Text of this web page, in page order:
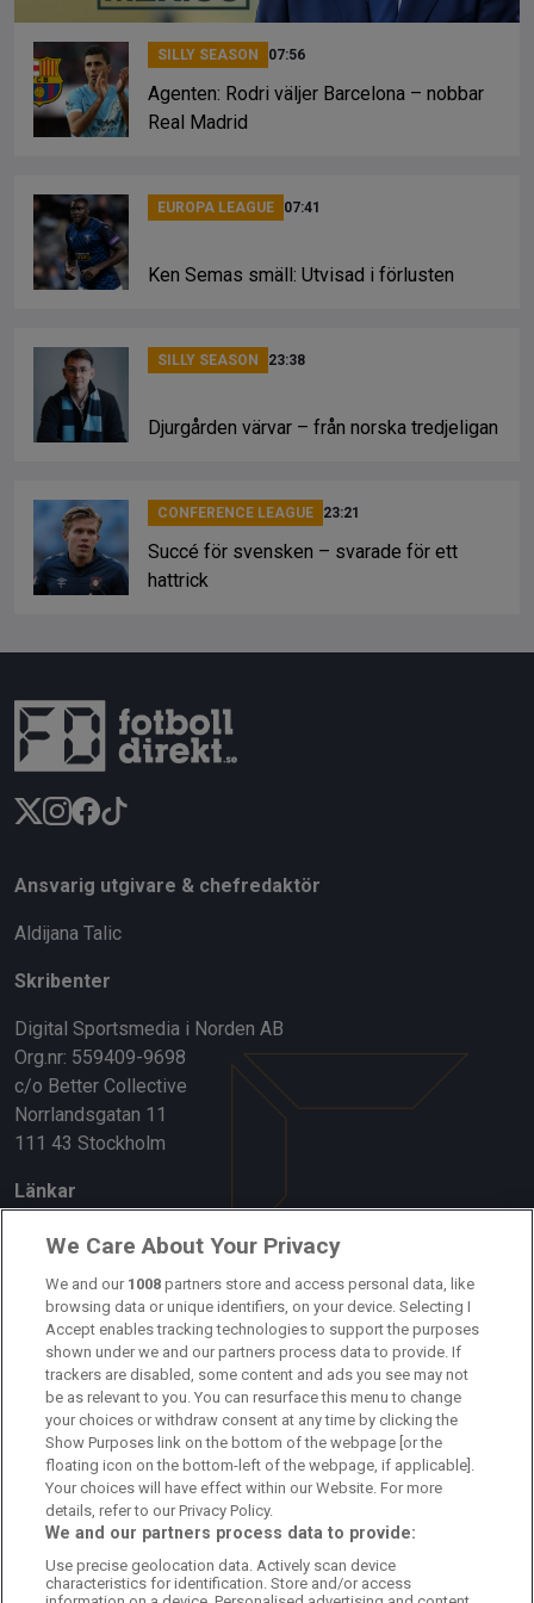
SILLY SEASON 07:56
Agenten: Rodri väljer Barcelona – nobbar
Real Madrid
EUROPA LEAGUE 07:41
Ken Semas smäll: Utvisad i förlusten
SILLY SEASON 23:38
Djurgården värvar – från norska tredjeligan
CONFERENCE LEAGUE 23:21
Succé för svensken – svarade för ett
hattrick
Ansvarig utgivare & chefredaktör
Aldijana Talic
Skribenter
Digital Sportsmedia i Norden AB
Org.nr: 559409-9698
c/o Better Collective
Norrlandsgatan 11
111 43 Stockholm
Länkar
Om oss
Kontakta oss
Kundtjänst
Sponsor: Rekatochklart
Annonsera på Fotbolldirekt
Redaktionell policy
Personuppgiftspolicy
Cookiepolicy
We Care About Your Privacy
We and our 1008 partners store and access personal data, like
browsing data or unique identifiers, on your device. Selecting I
Accept enables tracking technologies to support the purposes
shown under we and our partners process data to provide. If
trackers are disabled, some content and ads you see may not
be as relevant to you. You can resurface this menu to change
your choices or withdraw consent at any time by clicking the
Show Purposes link on the bottom of the webpage [or the
floating icon on the bottom-left of the webpage, if applicable].
Your choices will have effect within our Website. For more
details, refer to our Privacy Policy.
We and our partners process data to provide:
Use precise geolocation data. Actively scan device
characteristics for identification. Store and/or access